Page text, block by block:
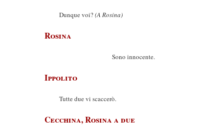
Dunque voi?(A Rosina)
Rosina
Sono innocente.
Ippolito
Tutte due vi scaccerò.
Cecchina, Rosina a due